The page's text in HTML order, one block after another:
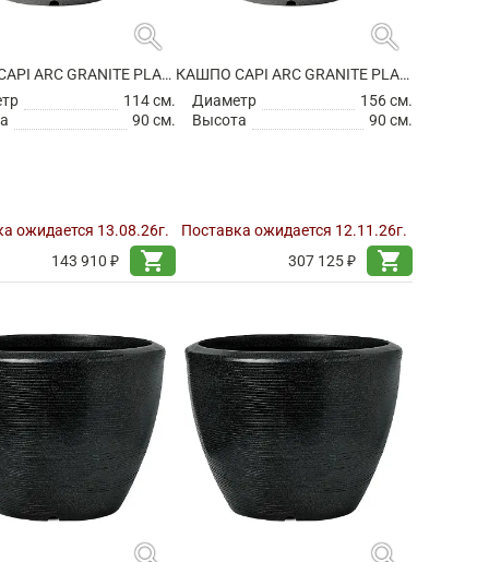
search
КАШПО CAPI ARC GRANITE PLANTER BALL ANTHRACITE
114 см.
90 см.
ожидается 13.08.26г.
143 910 ₽
shopping_cart
search
КАШПО CAPI ARC GRANITE PLANTER BALL ANTHRACITE
Диаметр
156 см.
Высота
90 см.
Поставка ожидается 12.11.26г.
307 125 ₽
shopping_cart